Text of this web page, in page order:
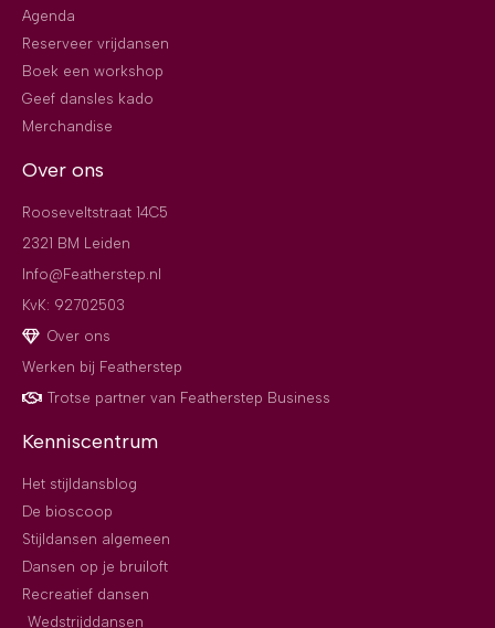
Agenda
Reserveer vrijdansen
Boek een workshop
Geef dansles kado
Merchandise
Over ons
Rooseveltstraat 14C5
2321 BM Leiden
Info@Featherstep.nl
KvK: 92702503
Over ons
Werken bij Featherstep
Trotse partner van Featherstep Business
Kenniscentrum
Het stijldansblog
De bioscoop
Stijldansen algemeen
Dansen op je bruiloft
Recreatief dansen
Wedstrijddansen